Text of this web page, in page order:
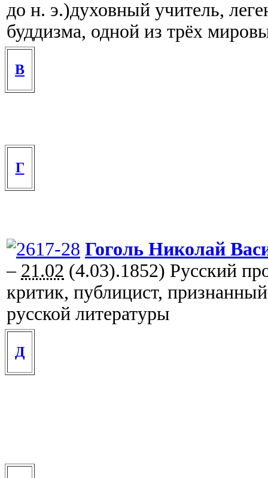
до н. э.)духовный учитель,
буддизма, одной из трёх
В
Г
Гоголь Николай
– 21.02 (4.03).1852) Русский
критик, публицист,
русской литературы
Д